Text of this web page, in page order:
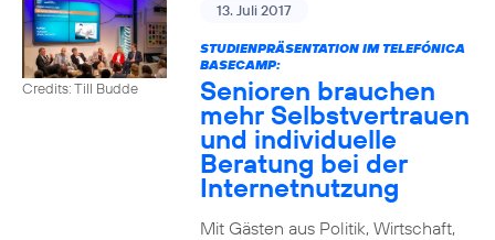
Credits: Till Budde
13. Juli 2017
STUDIENPRÄSENTATION IM TELEFÓNICA
BASECAMP:
Senioren brauchen
mehr Selbstvertrauen
und individuelle
Beratung bei der
Internetnutzung
Mit Gästen aus Politik, Wirtschaft,